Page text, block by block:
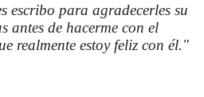
escribo para agradecerles su
antes de hacerme con el
realmente estoy feliz con él."